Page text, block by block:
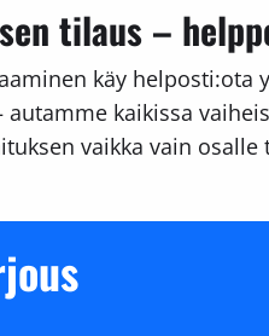
tilaus –
käy
autamme kaikissa
vaikka vain